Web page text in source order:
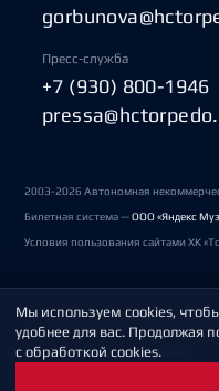
Пресс-служба
+7 (930) 800-1946
2003-2026 Автономная
Билетная система —ООО «Яндекс
Условия пользования сайтами ХК
Политика обработки персональных
Пользовательское соглашение
Мы используем cookies,
удобнее для вас. Продолжая
с обработкой cookies.